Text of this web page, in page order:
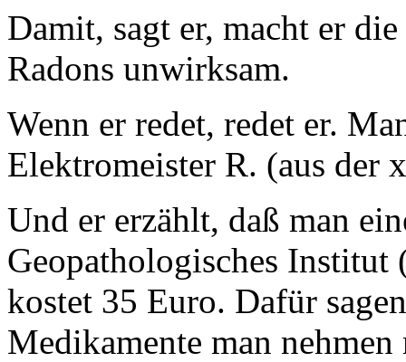
Damit, sagt er, macht er
Radons unwirksam.
Wenn er redet, redet er.
Elektromeister R. (aus der
Und er erzählt, daß man
Geopathologisches Institut
kostet 35 Euro. Dafür
Medikamente man nehmen